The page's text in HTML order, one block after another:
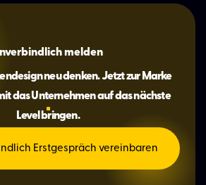
melden
neu denken. Jetzt zur Marke
das Unternehmen auf das nächste
Level bringen.
Erstgespräch vereinbaren